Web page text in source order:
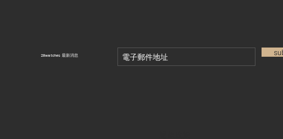
​28watches 最新消息